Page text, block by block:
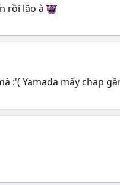
rồi lão à
:'( Yamada mấy chap